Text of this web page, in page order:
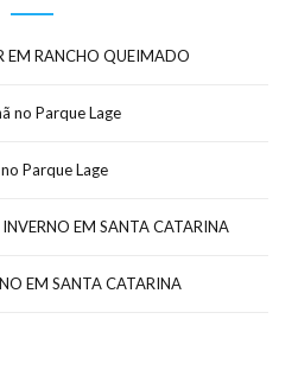
EM RANCHO QUEIMADO
no Parque Lage
Parque Lage
EM SANTA CATARINA
EM SANTA CATARINA